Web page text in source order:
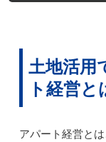
土地活用
ト経営と
アパート経営と